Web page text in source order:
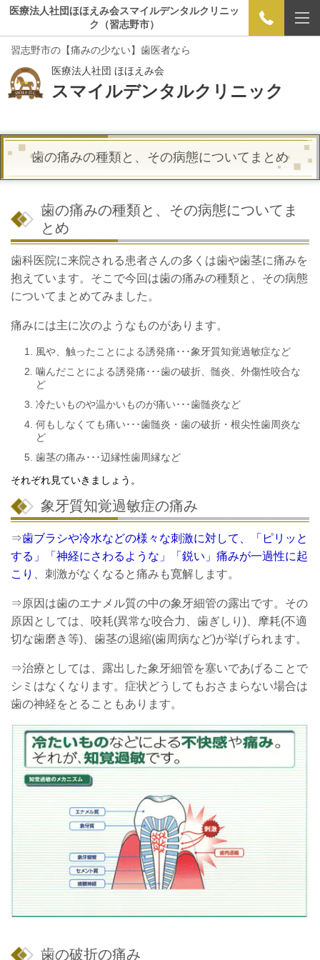
医療法人社団ほほえみ会スマイルデンタルクリニッ
ク（習志野市）
習志野市の【痛みの少ない】歯医者なら
医療法人社団 ほほえみ会
スマイルデンタルクリニック
歯の痛みの種類と、その病態についてまとめ
歯の痛みの種類と、その病態についてま
とめ
歯科医院に来院される患者さんの多くは歯や歯茎に痛みを
抱えています。そこで今回は歯の痛みの種類と、その病態
についてまとめてみました。
痛みには主に次のようなものがあります。
風や、触ったことによる誘発痛･･･象牙質知覚過敏症など
噛んだことによる誘発痛･･･歯の破折、髄炎、外傷性咬合な
ど
冷たいものや温かいものが痛い･･･歯髄炎など
何もしなくても痛い･･･歯髄炎・歯の破折・根尖性歯周炎な
ど
歯茎の痛み･･･辺縁性歯周縁など
それぞれ見ていきましょう。
象牙質知覚過敏症の痛み
⇒歯ブラシや冷水などの様々な刺激に対して、「ピリッと
する」「神経にさわるような」「鋭い」痛みが一過性に起
こり
、刺激がなくなると痛みも寛解します。
⇒原因は歯のエナメル質の中の象牙細管の露出です。その
原因としては、咬耗(異常な咬合力、歯ぎしり)、摩耗(不適
切な歯磨き等)、歯茎の退縮(歯周病など)が挙げられます。
⇒治療としては、露出した象牙細管を塞いであげることで
シミはなくなります。症状どうしてもおさまらない場合は
歯の神経をとることもあります。
歯の破折の痛み